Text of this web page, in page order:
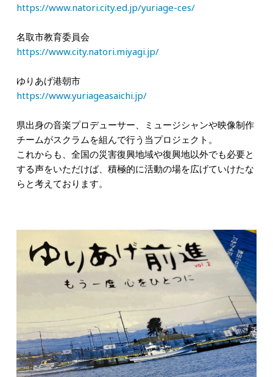
https://www.natori.city.ed.jp/yuriage-ces/
名取市教育委員会
https://www.city.natori.miyagi.jp/
ゆりあげ港朝市
https://www.yuriageasaichi.jp/
県出身の音楽プロデューサー、ミュージシャンや映像制作
チームがスクラムを組んで行う当プロジェクト。
これからも、全国の災害復興地域や復興地以外でも必要と
する声をいただけば、積極的に活動の場を広げていけたな
らと考えております。